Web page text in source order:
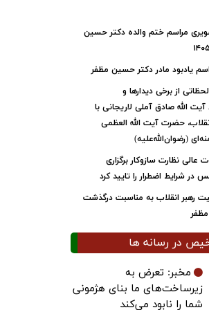
مراسم ختم والده دکتر حسین
یادبود مادر دکتر حسین مظفر
از برخی دیدارها و
‌الله صادق آملی لاریجانی با
حضرت آیت‌ الله العظمی
(رضوان‌الله‌علیه)
عالی نظارت سازوکار برگزاری
شرایط اضطرار را تایید کرد
رهبر انقلاب به مناسبت درگذشت
در رسانه ها
مخبر: تعرض به
زیرساخت‌های ما بنای هژمونی
شما را نابود می‌کند